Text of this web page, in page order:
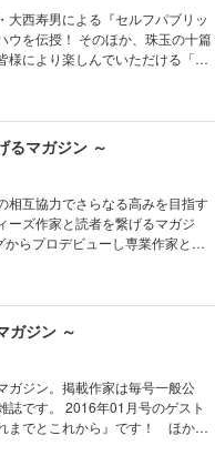
ド ●米田淳一『鉄研でいず３』
Ｖ嬢』〈小説〉 夫には決して知ら
西寿男による『セルフパブリッ
、珠玉の十篇
様により楽しんでいただける「イ
てきた迎え、そして最愛の妻との
世界 ●鷹野凌『ＳＮＳでの炎上
くめいきんぐ『まんじゅうほし
様が生かしてくれたんだ！？ ●
導を受ける ●灰野蜜『鳥籠の肖
スト〉 先輩にもらった第二ボタ
／鷹野凌
るマガジン ～
互協力でさらなる高みを目指す
ズ作家と読者を繋げるマガジ
ティックなＳＦ物語はここから
と聞くと心ときめく方へ ●鷹野
トコラム第５回 ●青海玻洞瑠鯉
ぐ ●東方健太郎『珈琲』〈小説〉
説〉 世の中を産業革命以前に戻
した二人の距離は？ 連載最終
／
ガジン ～
ガジン。掲載作家は毎号一般公
号のゲスト
までとこれから』です！ ほか、